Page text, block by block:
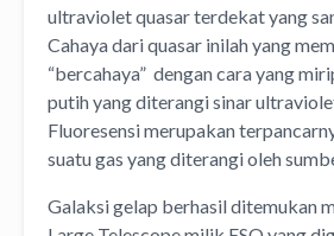
ultraviolet quasar terdekat yang
Cahaya dari quasar inilah yang
“bercahaya” dengan cara yang
putih yang diterangi sinar
Fluoresensi merupakan
suatu gas yang diterangi oleh
Galaksi gelap berhasil ditemukan